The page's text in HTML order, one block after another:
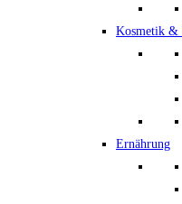
Kosmetik &
Ernährung